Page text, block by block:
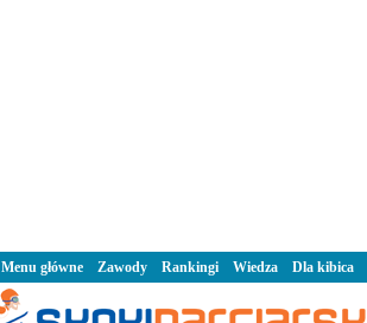
Menu główne Zawody Rankingi Wiedza Dla kibica